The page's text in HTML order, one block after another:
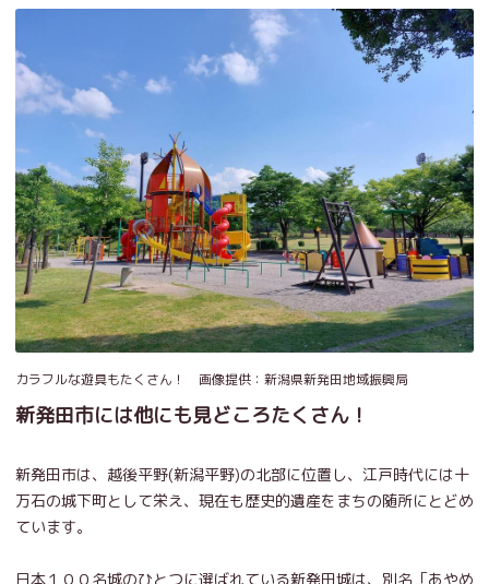
カラフルな遊具もたくさん！ 画像提供：新潟県新発田地域振興局
新発田市には他にも見どころたくさん！
新発田市は、越後平野(新潟平野)の北部に位置し、江戸時代には十
万石の城下町として栄え、現在も歴史的遺産をまちの随所にとどめ
ています。
日本１００名城のひとつに選ばれている新発田城は、別名「あやめ